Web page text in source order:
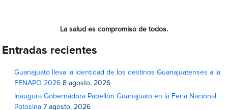
La salud es compromiso de todos.
Entradas recientes
Guanajuato lleva la identidad de los destinos Guanajuatenses a la
FENAPO 2026 8 agosto, 2026
Inaugura Gobernadora Pabellón Guanajuato en la Feria Nacional
Potosina 7 agosto, 2026